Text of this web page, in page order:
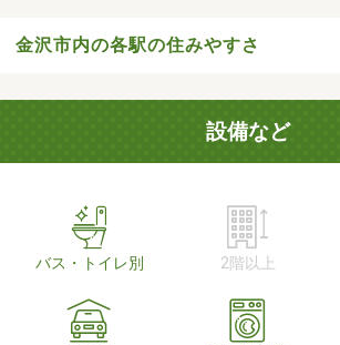
金沢市内の各駅の住みやすさ
設備など
バス・トイレ別 2階以上